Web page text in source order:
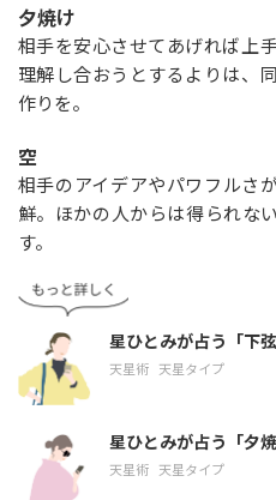
夕焼け
相手を安心させてあげれば上
理解し合おうとするよりは、
作りを。
空
相手のアイデアやパワフルさ
鮮。ほかの人からは得られな
す。
星ひとみが占う「下
天星術 天星タイプ
星ひとみが占う「夕
天星術 天星タイプ